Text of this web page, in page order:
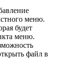
меню.
будет
меню.
файл в